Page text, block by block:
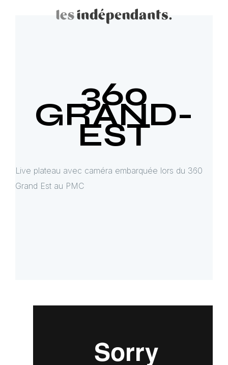
360
GRAND-
EST
Live plateau avec caméra embarquée lors du 360
Grand Est au PMC